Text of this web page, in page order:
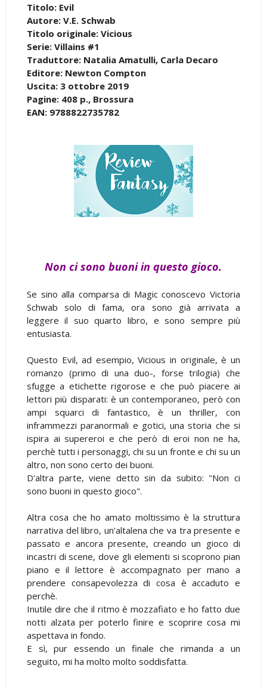
Titolo: Evil
Autore: V.E. Schwab
Titolo originale: Vicious
Serie: Villains #1
Traduttore: Natalia Amatulli, Carla Decaro
Editore: Newton Compton
Uscita: 3 ottobre 2019
Pagine: 408 p., Brossura
EAN: 9788822735782
Non ci sono buoni in questo gioco.
Se sino alla comparsa di Magic conoscevo Victoria
Schwab solo di fama, ora sono già arrivata a
leggere il suo quarto libro, e sono sempre più
entusiasta.
Questo Evil, ad esempio, Vicious in originale, è un
romanzo (primo di una duo-, forse trilogia) che
sfugge a etichette rigorose e che può piacere ai
lettori più disparati: è un contemporaneo, però con
ampi squarci di fantastico, è un thriller, con
inframmezzi paranormali e gotici, una storia che si
ispira ai supereroi e che però di eroi non ne ha,
perchè tutti i personaggi, chi su un fronte e chi su un
altro, non sono certo dei buoni.
D'altra parte, viene detto sin da subito: "Non ci
sono buoni in questo gioco".
Altra cosa che ho amato moltissimo è la struttura
narrativa del libro, un'altalena che va tra presente e
passato e ancora presente, creando un gioco di
incastri di scene, dove gli elementi si scoprono pian
piano e il lettore è accompagnato per mano a
prendere consapevolezza di cosa è accaduto e
perchè.
Inutile dire che il ritmo è mozzafiato e ho fatto due
notti alzata per poterlo finire e scoprire cosa mi
aspettava in fondo.
E sì, pur essendo un finale che rimanda a un
seguito, mi ha molto molto soddisfatta.